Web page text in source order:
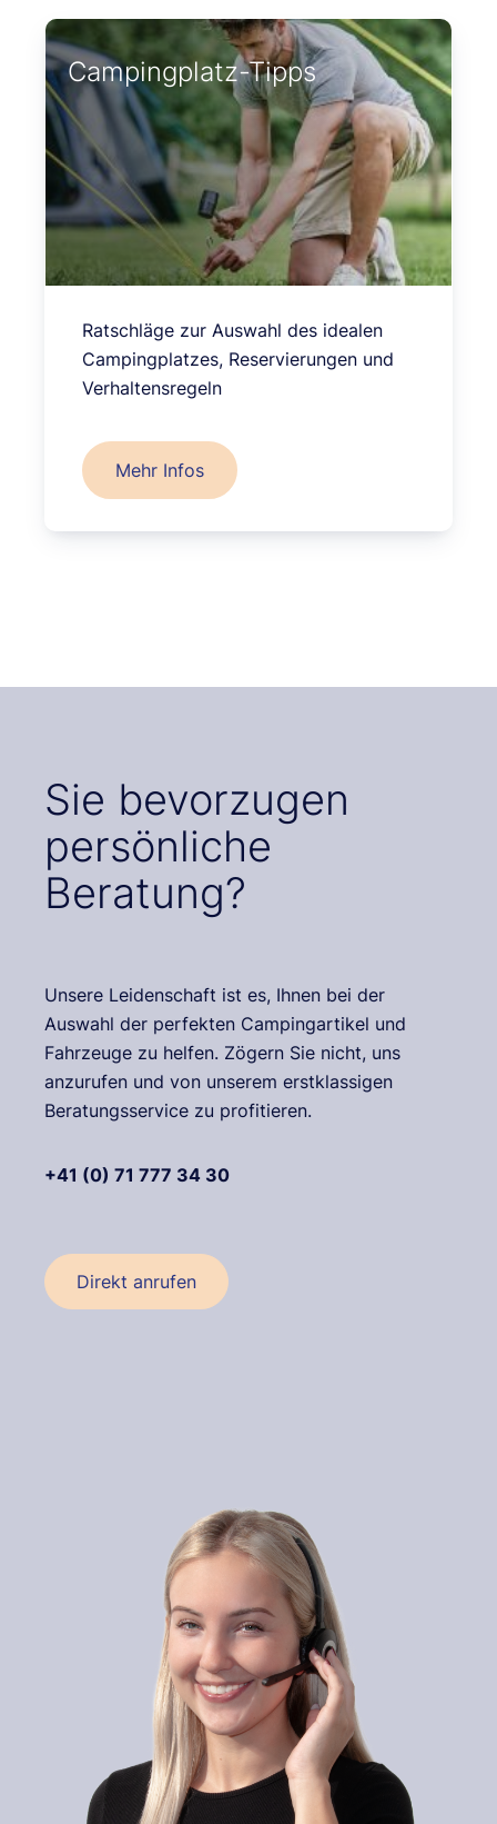
Campingplatz-Tipps
Ratschläge zur Auswahl des idealen
Campingplatzes, Reservierungen und
Verhaltensregeln
Mehr Infos
Sie bevorzugen
persönliche
Beratung?
Unsere Leidenschaft ist es, Ihnen bei der
Auswahl der perfekten Campingartikel und
Fahrzeuge zu helfen. Zögern Sie nicht, uns
anzurufen und von unserem erstklassigen
Beratungsservice zu profitieren.
+41 (0) 71 777 34 30
Direkt anrufen